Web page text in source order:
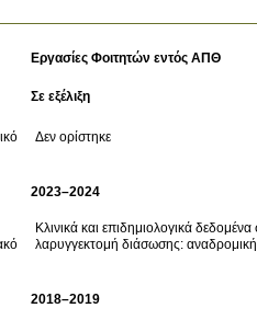
Εργασίες Φοιτητών εντός ΑΠΘ
Σε εξέλιξη
Δεν ορίστηκε
2023–2024
Κλινικά και επιδημιολογικά
λαρυγγεκτομή διάσωσης: αναδρομική
2018–2019